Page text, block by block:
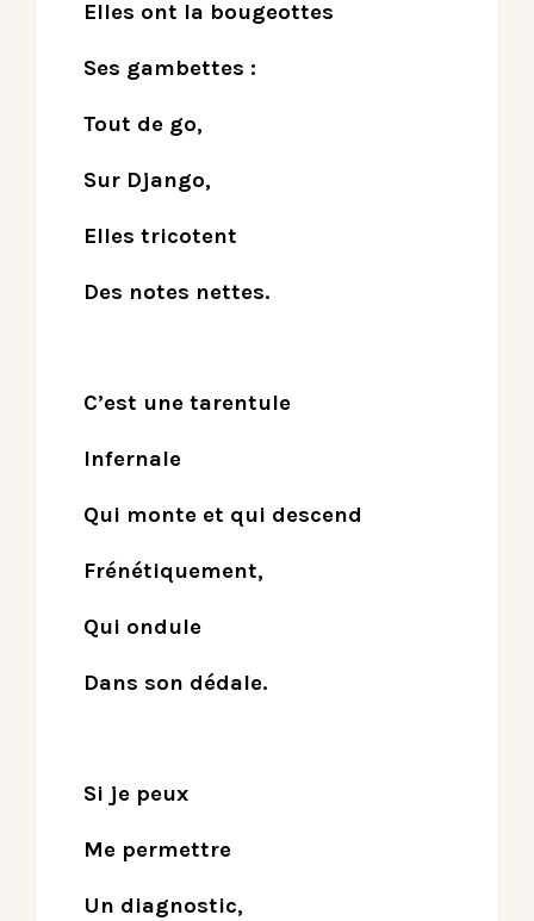
Elles ont la bougeottes
Ses gambettes :
Tout de go,
Sur Django,
Elles tricotent
Des notes nettes.
C’est une tarentule
Infernale
Qui monte et qui descend
Frénétiquement,
Qui ondule
Dans son dédale.
Si je peux
Me permettre
Un diagnostic,